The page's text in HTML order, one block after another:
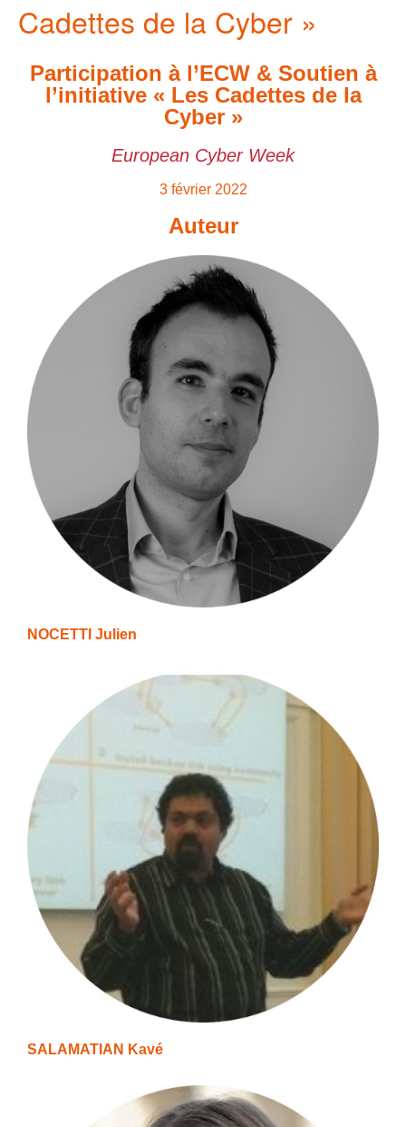
Cadettes de la Cyber »
Participation à l’ECW & Soutien à
l’initiative « Les Cadettes de la
Cyber »
European Cyber Week
3 février 2022
Auteur
NOCETTI Julien
SALAMATIAN Kavé